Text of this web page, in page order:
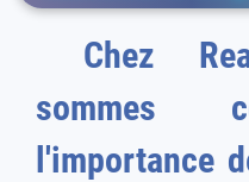
Chez
sommes conscients de
l'importance